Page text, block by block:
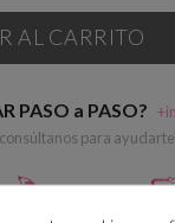
AL CARRITO
PASO a PASO?
para